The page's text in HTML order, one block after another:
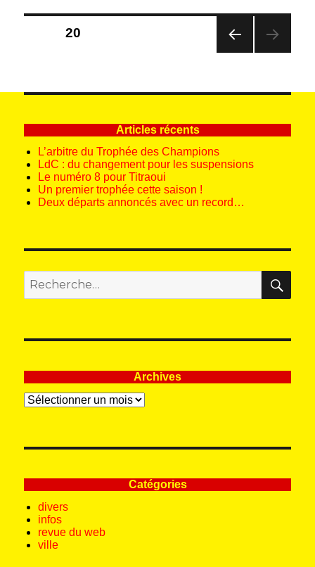
Pagination
CÉD
E
PAGE20
Articles récents
L’arbitre du Trophée des Champions
LdC : du changement pour les suspensions
Le numéro 8 pour Titraoui
Un premier trophée cette saison !
Deux départs annoncés avec un record…
Recherche
pour
:
Archives
Archives
Catégories
divers
infos
revue du web
ville